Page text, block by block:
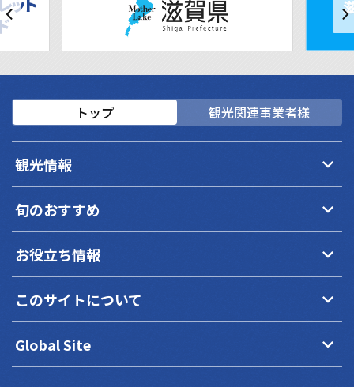
トップ 観光関連事業者様
観光情報 keyboard_arrow_down
旬のおすすめ keyboard_arrow_down
お役立ち情報 keyboard_arrow_down
このサイトについて keyboard_arrow_down
Global Site keyboard_arrow_down